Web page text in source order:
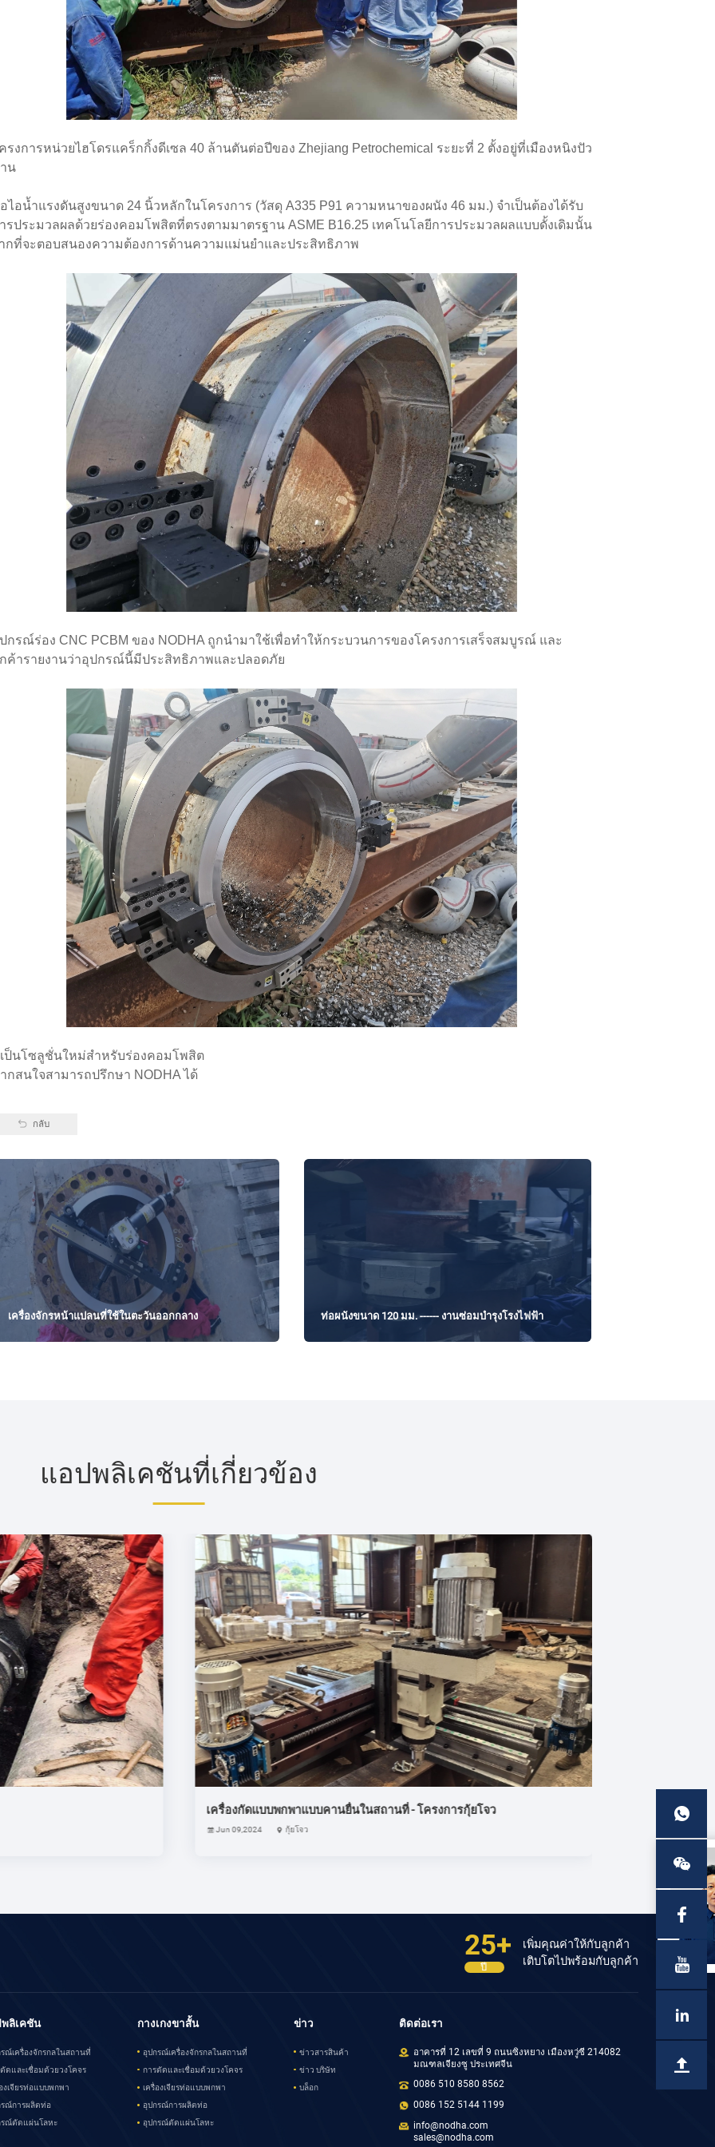
รงการหน่วยไฮโดรแคร็กกิ้งดีเซล 40 ล้านตันต่อปีของ Zhejiang Petrochemical ระยะที่ 2 ตั้งอยู่ที่เมืองหนิงปัว
น
ไอน้ำแรงดันสูงขนาด 24 นิ้วหลักในโครงการ (วัสดุ A335 P91 ความหนาของผนัง 46 มม.) จำเป็นต้องได้รับ
รประมวลผลด้วยร่องคอมโพสิตที่ตรงตามมาตรฐาน ASME B16.25 เทคโนโลยีการประมวลผลแบบดั้งเดิมนั้น
กที่จะตอบสนองความต้องการด้านความแม่นยำและประสิทธิภาพ
กรณ์ร่อง CNC PCBM ของ NODHA ถูกนำมาใช้เพื่อทำให้กระบวนการของโครงการเสร็จสมบูรณ์ และ
ค้ารายงานว่าอุปกรณ์นี้มีประสิทธิภาพและปลอดภัย
ป็นโซลูชั่นใหม่สำหรับร่องคอมโพสิต
กสนใจสามารถปรึกษา NODHA ได้
กลับ
เครื่องจักรหน้าแปลนที่ใช้ในตะวันออกกลาง ท่อผนังขนาด 120 มม. ------ งานซ่อมบำรุงโรงไฟฟ้า
แอปพลิเคชันที่เกี่ยวข้อง
ท่อสแตนเลส 36 นิ้วการตัดเย็น ---- เคสพอร์ตฮาร์คอร์ตในไนจีเรีย
Aug 07,2022
หน้าแปลน
25+
ปี
เพิ่มคุณค่าให้กับลูกค้า
เติบโตไปพร้อมกับลูกค้า
ลิเคชัน
ณ์เครื่องจักรกลในสถานที่
ดและเชื่อมด้วยวงโคจร
งเจียรท่อแบบพกพา
รณ์การผลิตท่อ
รณ์ตัดแผ่นโลหะ
กางเกงขาสั้น
อุปกรณ์เครื่องจักรกลในสถานที่
การตัดและเชื่อมด้วยวงโคจร
เครื่องเจียรท่อแบบพกพา
อุปกรณ์การผลิตท่อ
อุปกรณ์ตัดแผ่นโลหะ
ข่าว
ข่าวสารสินค้า
ข่าว บริษัท
บล็อก
ติดต่อเรา
อาคารที่ 12 เลขที่ 9 ถนนซิงหยาง เมืองหวู่ซี 214082
มณฑลเจียงซู ประเทศจีน
0086 510 8580 8562
0086 152 5144 1199
info@nodha.com
sales@nodha.com